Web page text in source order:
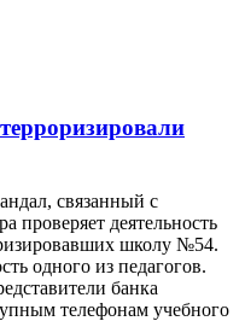
связанный с
проверяет деятельность
школу №54.
одного из педагогов.
банка
телефонам учебного